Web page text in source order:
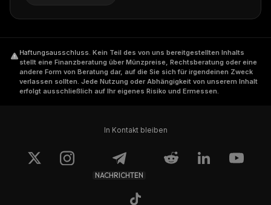
Haftungsausschluss. Kein Teil des von uns bereitgestellten Inhalts
stellt eine Finanzberatung über Münzpreise, Rechtsberatung oder eine
andere Form von Beratung dar, auf die Sie sich für irgendeinen Zweck
verlassen sollten. Jede Nutzung oder Abhängigkeit von unserem Inhalt
erfolgt ausschließlich auf Ihr eigenes Risiko und Ermessen.
In Kontakt bleiben
NACHRICHTEN